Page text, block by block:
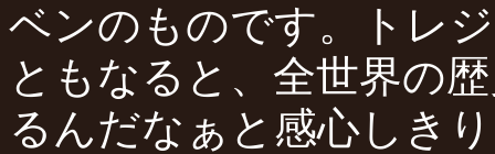
ベンのものです。トレ
ともなると、全世界の
るんだなぁと感心しき